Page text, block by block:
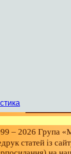
– 2026 Група
статей із